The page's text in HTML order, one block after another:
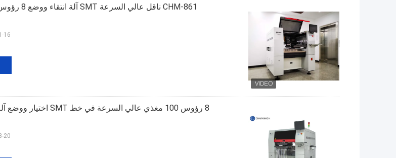
CHM-861 ناقل عالي السرعة SMT آلة انتقاء ووضع 8 رؤوس 100 مغذي
8 رؤوس 100 مغذي عالي السرعة في خط SMT اختيار ووضع آلة CHM-861